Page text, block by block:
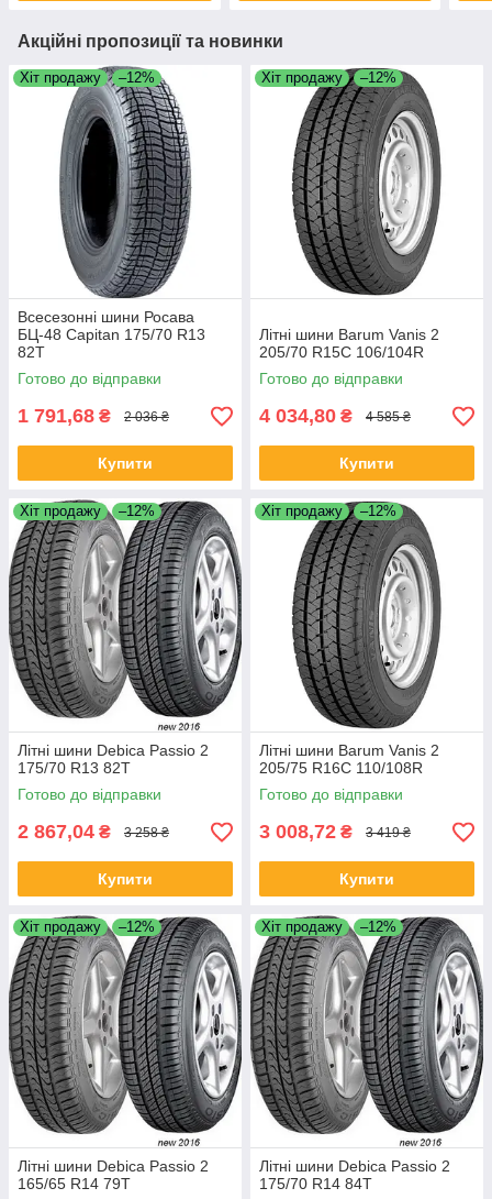
Акційні пропозиції та новинки
Хіт продажу –12%
Всесезонні шини Росава
БЦ-48 Capitan 175/70 R13
82T
Готово до відправки
1 791,68 ₴ 2 036 ₴
Купити
Хіт продажу –12%
Літні шини Barum Vanis 2
205/70 R15C 106/104R
Готово до відправки
4 034,80 ₴ 4 585 ₴
Купити
Хіт продажу –12%
Літні шини Debica Passio 2
175/70 R13 82T
Готово до відправки
2 867,04 ₴ 3 258 ₴
Купити
Хіт продажу –12%
Літні шини Barum Vanis 2
205/75 R16C 110/108R
Готово до відправки
3 008,72 ₴ 3 419 ₴
Купити
Хіт продажу –12%
Літні шини Debica Passio 2
165/65 R14 79T
Хіт продажу –12%
Літні шини Debica Passio 2
175/70 R14 84T